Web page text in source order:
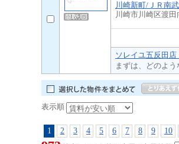
川崎新町/ＪＲ南
川崎市川崎区渡田
ソレイユ五反田
まずは、どのよ
表示順
1 2 3 4 5 6 7 8 9 10